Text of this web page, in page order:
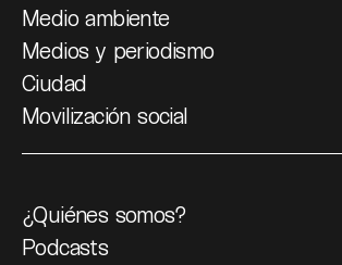
Medio ambiente
Medios y periodismo
Ciudad
Movilización social
¿Quiénes somos?
Podcasts